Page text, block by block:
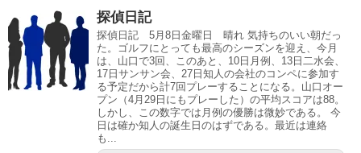
探偵日記
探偵日記 5月8日金曜日 晴れ 気持ちのいい朝だっ
た。ゴルフにとっても最高のシーズンを迎え、今月
は、山口で3回、このあと、10日月例、13日二水会、
17日サンサン会、27日知人の会社のコンペに参加す
る予定だから計7回プレーすることになる。山口オー
プン（4月29日にもプレーした）の平均スコアは88。
しかし、この数字では月例の優勝は微妙である。 今
日は確か知人の誕生日のはずである。最近は連絡
も...